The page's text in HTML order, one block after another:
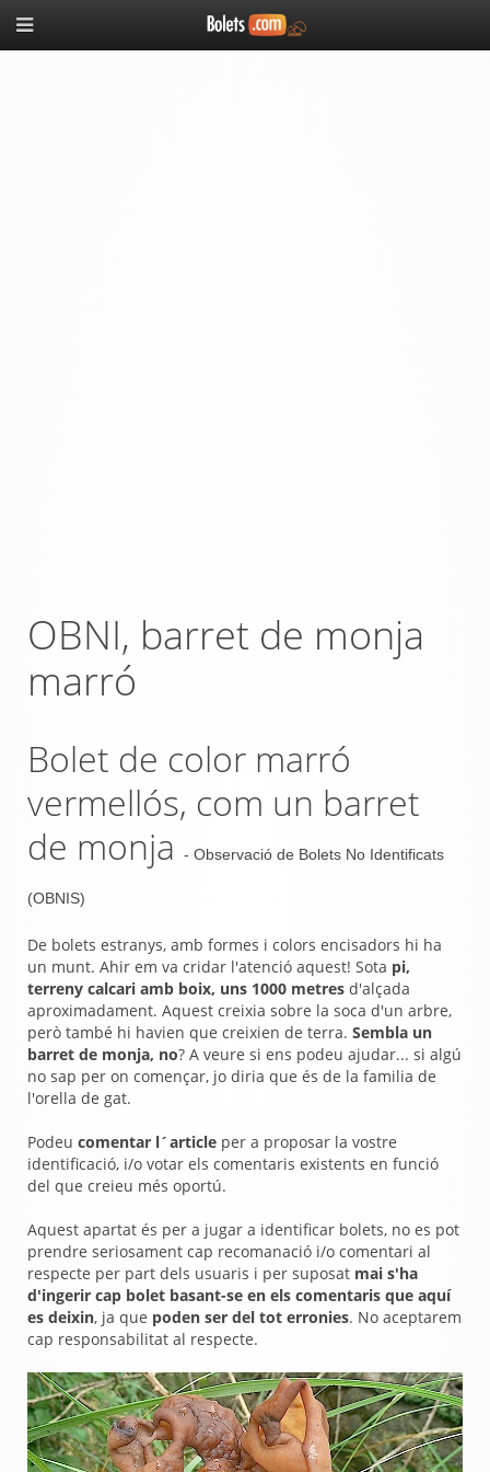
OBNI, barret de monja
marró
Bolet de color marró
vermellós, com un barret
de monja
- Observació de Bolets No Identificats
(OBNIS)
De bolets estranys, amb formes i colors encisadors hi ha
un munt. Ahir em va cridar l'atenció aquest! Sota pi,
terreny calcari amb boix, uns 1000 metres d'alçada
aproximadament. Aquest creixia sobre la soca d'un arbre,
però també hi havien que creixien de terra. Sembla un
barret de monja, no? A veure si ens podeu ajudar... si algú
no sap per on començar, jo diria que és de la familia de
l'orella de gat.
Podeu comentar l´article per a proposar la vostre
identificació, i/o votar els comentaris existents en funció
del que creieu més oportú.
Aquest apartat és per a jugar a identificar bolets, no es pot
prendre seriosament cap recomanació i/o comentari al
respecte per part dels usuaris i per suposat mai s'ha
d'ingerir cap bolet basant-se en els comentaris que aquí
es deixin, ja que poden ser del tot erronies. No aceptarem
cap responsabilitat al respecte.